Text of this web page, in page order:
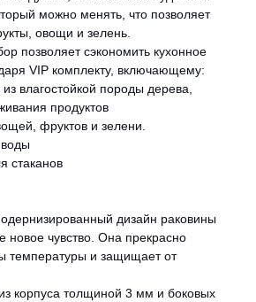
можно менять, что позволяет
овощи и зелень.
позволяет сэкономить кухонное
VIP комплекту, включающему:
влагостойкой породы дерева,
продуктов
фруктов и зелени.
стаканов
дизайн раковины
новое чувство. Она прекрасно
температуры и защищает от
корпуса толщиной 3 мм и боковых